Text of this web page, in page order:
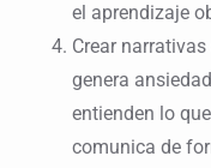
el aprendizaje
Crear
genera
entienden lo
comunica de